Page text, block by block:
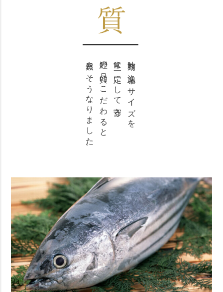
時期と漁場とサイズを
常に一定にして守る。
鰹の品質にこだわると
自然とそうなりました。